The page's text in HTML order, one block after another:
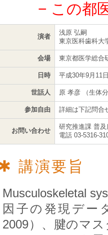
− この都
演者
浅原 弘嗣
東京医科歯科大
会場 東京都医学総合
日時 平成30年9月11
世話人 原 孝彦 （生体
参加自由 詳細は下記問合
お問い合わせ
研究推進課 普及
電話 03-5316-
講演要旨
Musculoskeletal
因子の発現デー
2009）、腱のマ